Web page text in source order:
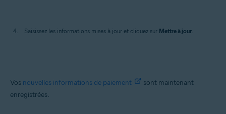
Saisissez les informations mises à jour et cliquez sur Mettre à jour.
Vos nouvelles informations de paiement
sont maintenant
enregistrées.